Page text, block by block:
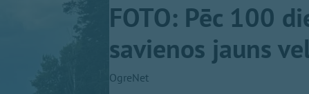
FOTO: Pēc 100
savienos jauns
OgreNet